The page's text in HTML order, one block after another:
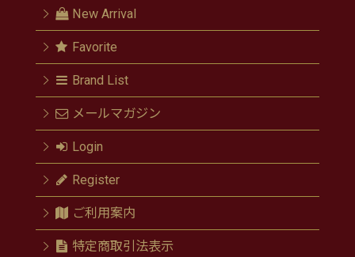
New Arrival
Favorite
Brand List
メールマガジン
Login
Register
ご利用案内
特定商取引法表示